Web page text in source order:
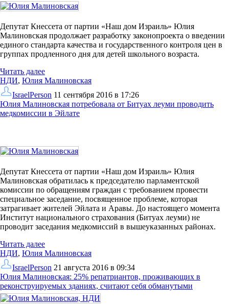
Депутат Кнессета от партии «Наш дом Израиль» Юлия
Малиновская продолжает разработку законопроекта о введении
единого стандарта качества и государственного контроля цен в
группах продленного дня для детей школьного возраста.
Читать далее
НДИ, Юлия Малиновская
IsraelPerson 11 сентября 2016 в 17:26
Юлия Малиновская потребовала от Битуах леуми проводить
медкомиссии в Эйлате
Депутат Кнессета от партии «Наш дом Израиль» Юлия
Малиновская обратилась к председателю парламентской
комиссии по обращениям граждан с требованием провести
специальное заседание, посвященное проблеме, которая
затрагивает жителей Эйлата и Аравы. До настоящего момента
Институт национального страхования (Битуах леуми) не
проводит заседания медкомиссий в вышеуказанных районах.
Читать далее
НДИ, Юлия Малиновская
IsraelPerson 21 августа 2016 в 09:34
Юлия Малиновская: 25% репатриантов, проживающих в
реконструируемых зданиях, считают себя обманутыми